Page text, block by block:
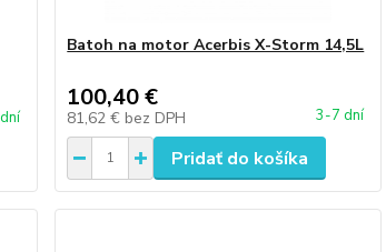
Batoh na motor Acerbis X-Storm 14,5L
100,40 €
81,62 € bez DPH 3-7 dní
Pridať do košíka